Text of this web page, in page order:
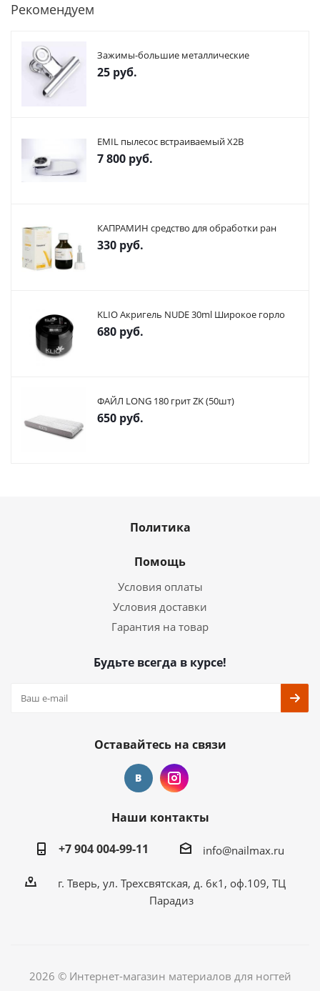
Рекомендуем
Зажимы-большие металлические
25 руб.
EMIL пылесос встраиваемый X2В
7 800 руб.
КАПРАМИН средство для обработки ран
330 руб.
KLIO Акригель NUDE 30ml Широкое горло
680 руб.
ФАЙЛ LONG 180 грит ZK (50шт)
650 руб.
Политика
Помощь
Условия оплаты
Условия доставки
Гарантия на товар
Будьте всегда в курсе!
Оставайтесь на связи
Наши контакты
+7 904 004-99-11
info@nailmax.ru
г. Тверь, ул. Трехсвятская, д. 6к1, оф.109, ТЦ
Парадиз
2026 © Интернет-магазин материалов для ногтей